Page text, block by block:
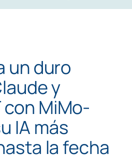
un duro
y
MiMo-
IA más
la fecha